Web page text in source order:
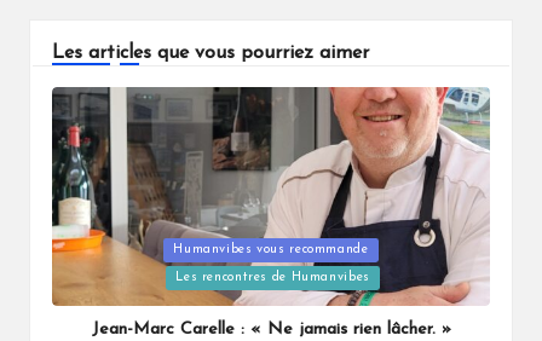
Les articles que vous pourriez aimer
Posted
in
Humanvibes vous recommande
Les rencontres de Humanvibes
Jean-Marc Carelle : « Ne jamais rien lâcher. »